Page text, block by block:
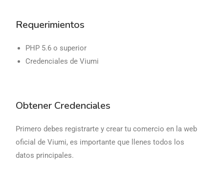
Requerimientos
PHP 5.6 o superior
Credenciales de Viumi
Obtener Credenciales
Primero debes registrarte y crear tu comercio en la web
oficial de Viumi, es importante que llenes todos los
datos principales.